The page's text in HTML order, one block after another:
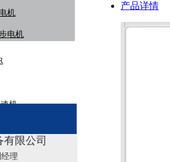
产品详情
机
电机
机
速机
限公司
理